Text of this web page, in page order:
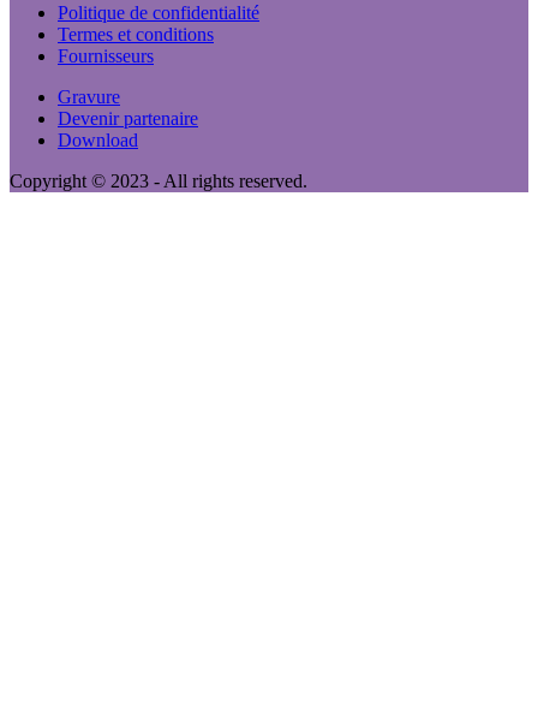
Politique de confidentialité
Termes et conditions
Fournisseurs
Gravure
Devenir partenaire
Download
Copyright © 2023 - All rights reserved.